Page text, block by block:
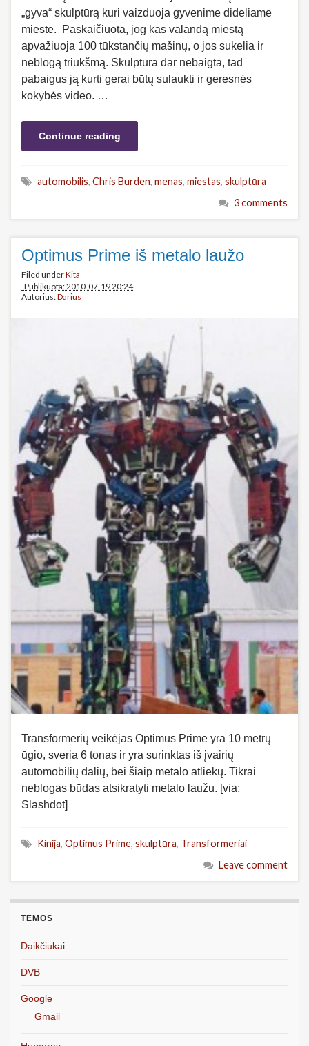
„gyva“ skulptūrą kuri vaizduoja gyvenime dideliame
mieste. Paskaičiuota, jog kas valandą miestą
apvažiuoja 100 tūkstančių mašinų, o jos sukelia ir
neblogą triukšmą. Skulptūra dar nebaigta, tad
pabaigus ją kurti gerai būtų sulaukti ir geresnės
kokybės video. …
Continue reading
automobilis, Chris Burden, menas, miestas, skulptūra
3 comments
Optimus Prime iš metalo laužo
Filed underKita
Publikuota: 2010-07-19 20:24
Autorius:Darius
Transformerių veikėjas Optimus Prime yra 10 metrų
ūgio, sveria 6 tonas ir yra surinktas iš įvairių
automobilių dalių, bei šiaip metalo atliekų. Tikrai
neblogas būdas atsikratyti metalo laužu. [via:
Slashdot]
Kinija, Optimus Prime, skulptūra, Transformeriai
Leave comment
TEMOS
Daikčiukai
DVB
Google
Gmail